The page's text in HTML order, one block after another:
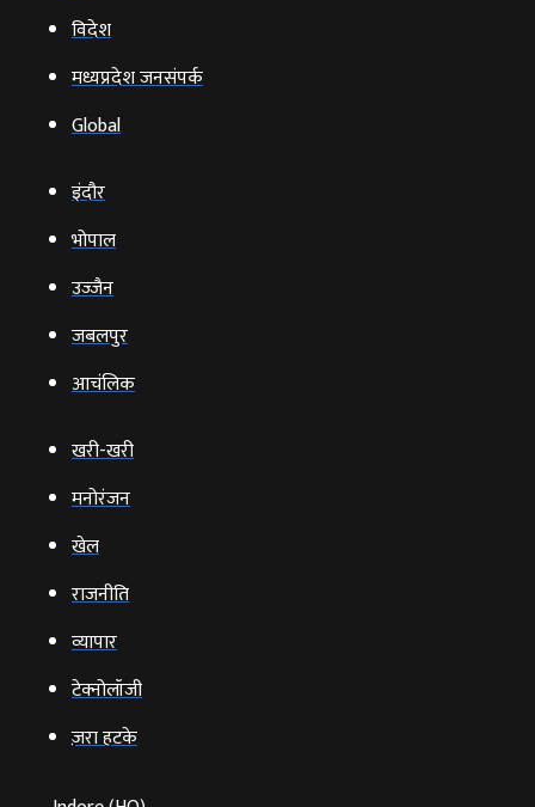
विदेश
मध्यप्रदेश जनसंपर्क
Global
इंदौर
भोपाल
उज्‍जैन
जबलपुर
आचंलिक
खरी-खरी
मनोरंजन
खेल
राजनीति
व्‍यापार
टेक्‍नोलॉजी
ज़रा हटके